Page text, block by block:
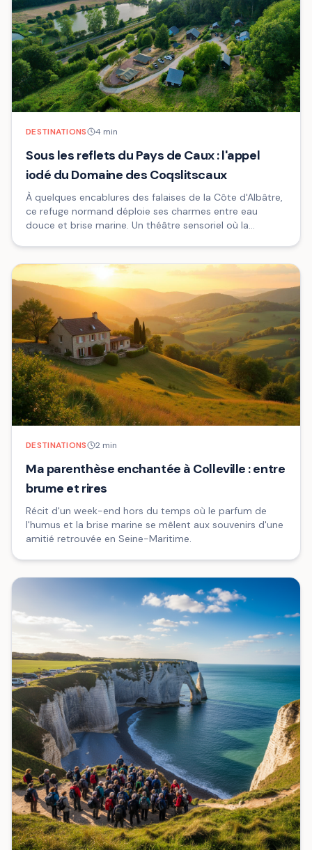
DESTINATIONS 4 min
Sous les reflets du Pays de Caux : l'appel
iodé du Domaine des Coqslitscaux
À quelques encablures des falaises de la Côte d'Albâtre,
ce refuge normand déploie ses charmes entre eau
douce et brise marine. Un théâtre sensoriel où la
DESTINATIONS 2min
Ma parenthèse enchantée à Colleville : entre
brume et rires
Récit d'un week-end hors du temps où le parfum de
l'humus et la brise marine se mêlent aux souvenirs d'une
amitié retrouvée en Seine-Maritime.